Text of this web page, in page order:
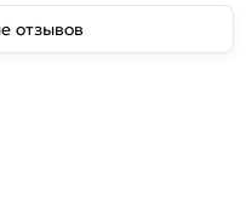
отзывов